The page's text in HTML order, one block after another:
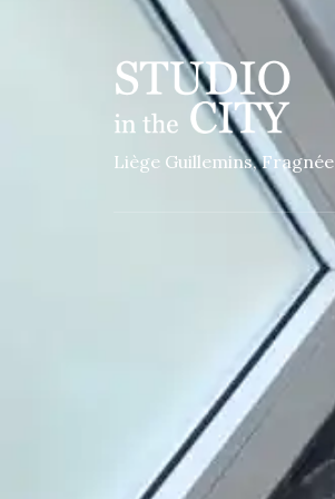
Liège Guillemins, Fragnée